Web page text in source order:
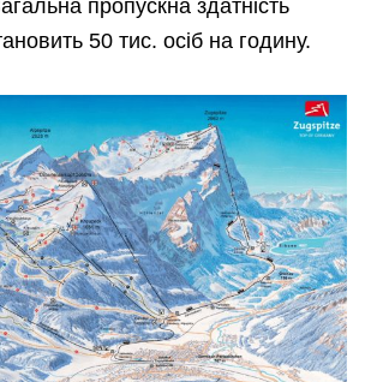
пропускна здатність
50 тис. осіб на годину.